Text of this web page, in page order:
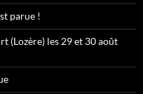
parue !
(Lozère) les 29 et 30 août